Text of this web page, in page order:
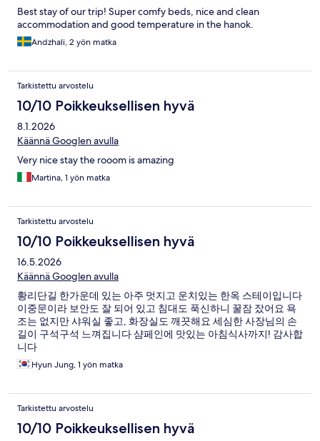
Best stay of our trip! Super comfy beds, nice and clean
accommodation and good temperature in the hanok.
Andzhali, 2 yön matka
Tarkistettu arvostelu
10/10 Poikkeuksellisen hyvä
8.1.2026
Käännä Googlen avulla
Very nice stay the rooom is amazing
Martina, 1 yön matka
Tarkistettu arvostelu
10/10 Poikkeuksellisen hyvä
16.5.2026
Käännä Googlen avulla
황리단길 한가운데 있는 아주 멋지고 운치있는 한옥 스테이입니다
이중문이라 보안도 잘 되어 있고 침대도 푹신하니 꿀잠 잤어요 욕
조는 없지만 샤워실 좋고, 화장실도 깨끗해요 세심한 사장님의 손
길이 구석구석 느껴집니다 샴페인에 맛있는 아침식사까지! 감사합
니다
Hyun Jung, 1 yön matka
Tarkistettu arvostelu
10/10 Poikkeuksellisen hyvä